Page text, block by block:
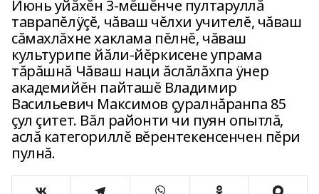
Июнь уйăхĕн 3-мĕшĕнче пултаруллă
таврапĕлÿçĕ, чăваш чĕлхи учителĕ, чăваш
сăмахлăхне хаклама пĕлнĕ, чăваш
культурипе йăли-йĕркисене упрама
тăрăшнă Чăваш наци ăслăлăхпа ÿнер
академийĕн пайташĕ Владимир
Васильевич Максимов çуралнăранпа 85
çул çитет. Вăл районти чи пуян опытлă,
аслă категориллĕ вĕрентекенсенчен пĕри
пулнă.